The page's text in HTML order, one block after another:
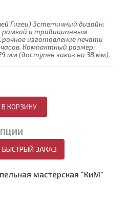
Гигеи) Эстетичный дизайн:
рамкой и традиционным
изготовление печати
Компактный размер:
мм (доступен заказ на 38 мм).
БЫСТРЫЙ ЗАКАЗ
мастерская "КиМ"